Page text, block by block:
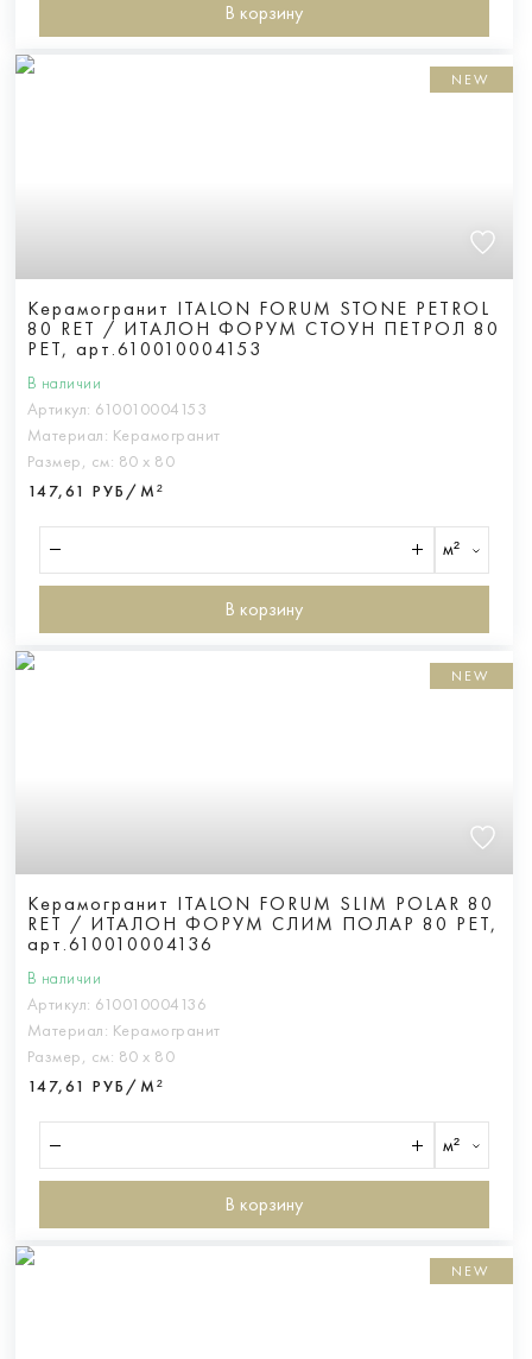
В корзину
NEW
Керамогранит ITALON FORUM STONE PETROL
80 RET / ИТАЛОН ФОРУМ СТОУН ПЕТРОЛ 80
РЕТ, арт.610010004153
В наличии
Артикул: 610010004153
Материал: Керамогранит
Размер, см: 80 х 80
147,61 РУБ/М²
м²
В корзину
NEW
Керамогранит ITALON FORUM SLIM POLAR 80
RET / ИТАЛОН ФОРУМ СЛИМ ПОЛАР 80 РЕТ,
арт.610010004136
В наличии
Артикул: 610010004136
Материал: Керамогранит
Размер, см: 80 х 80
147,61 РУБ/М²
м²
В корзину
NEW